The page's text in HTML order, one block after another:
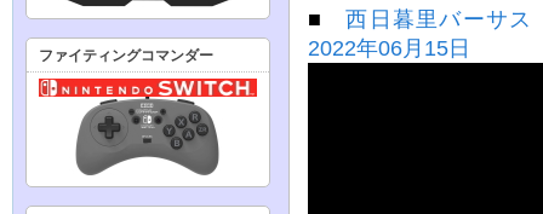
■西日暮里バーサ
2022年06月15日
ファイティングコマンダー